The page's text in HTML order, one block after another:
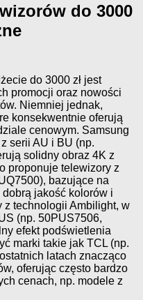
do 3000
do 3000 zł jest
promocji oraz nowości
Niemniej jednak,
konsekwentnie oferują
cenowym. Samsung
serii AU i BU (np.
solidny obraz 4K z
proponuje telewizory z
bazujące na
jakość kolorów i
z technologii Ambilight, w
(np. 50PUS7506,
efekt podświetlenia
marki takie jak TCL (np.
latach znacząco
oferując często bardzo
cenach, np. modele z